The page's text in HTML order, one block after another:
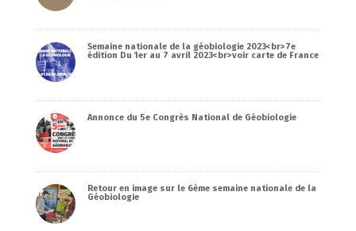
Semaine nationale de la géobiologie 2023<br>7e
édition Du 1er au 7 avril 2023<br>voir carte de France
Annonce du 5e Congrès National de Géobiologie
Retour en image sur le 6ème semaine nationale de la
Géobiologie